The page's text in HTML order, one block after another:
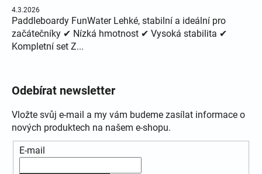
4.3.2026
Paddleboardy FunWater Lehké, stabilní a ideální pro
začátečníky ✔ Nízká hmotnost ✔ Vysoká stabilita ✔
Kompletní set Z...
Odebírat newsletter
Vložte svůj e-mail a my vám budeme zasílat informace o
nových produktech na našem e-shopu.
E-mail